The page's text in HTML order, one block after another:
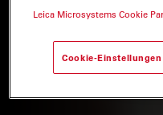
Leica Microsystems Cookie
Cookie-Einstellungen